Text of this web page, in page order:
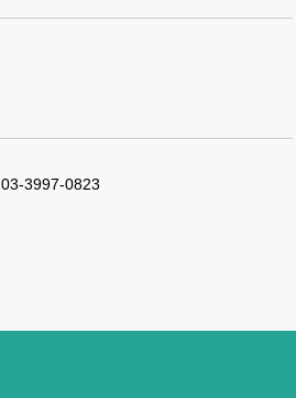
03-3997-0823